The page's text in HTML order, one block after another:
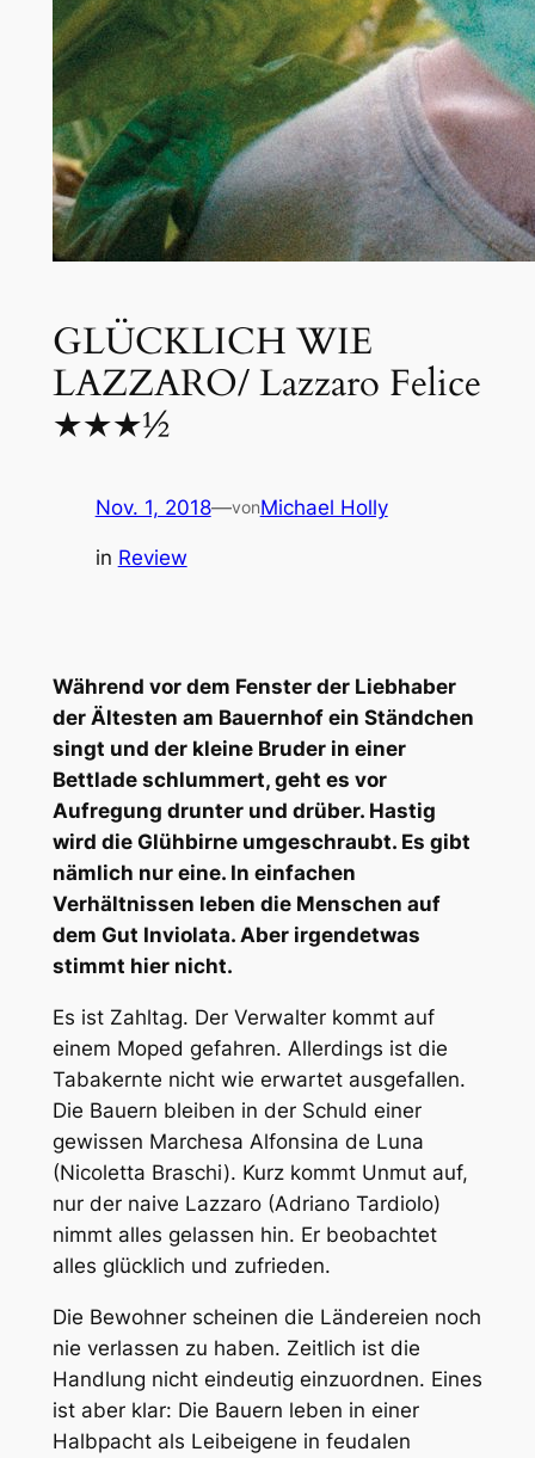
GLÜCKLICH WIE
LAZZARO/ Lazzaro Felice
★★★½
Nov. 1, 2018—vonMichael Holly
in Review
Während vor dem Fenster der Liebhaber
der Ältesten am Bauernhof ein Ständchen
singt und der kleine Bruder in einer
Bettlade schlummert, geht es vor
Aufregung drunter und drüber. Hastig
wird die Glühbirne umgeschraubt. Es gibt
nämlich nur eine. In einfachen
Verhältnissen leben die Menschen auf
dem Gut Inviolata. Aber irgendetwas
stimmt hier nicht.
Es ist Zahltag. Der Verwalter kommt auf
einem Moped gefahren. Allerdings ist die
Tabakernte nicht wie erwartet ausgefallen.
Die Bauern bleiben in der Schuld einer
gewissen Marchesa Alfonsina de Luna
(Nicoletta Braschi). Kurz kommt Unmut auf,
nur der naive Lazzaro (Adriano Tardiolo)
nimmt alles gelassen hin. Er beobachtet
alles glücklich und zufrieden.
Die Bewohner scheinen die Ländereien noch
nie verlassen zu haben. Zeitlich ist die
Handlung nicht eindeutig einzuordnen. Eines
ist aber klar: Die Bauern leben in einer
Halbpacht als Leibeigene in feudalen